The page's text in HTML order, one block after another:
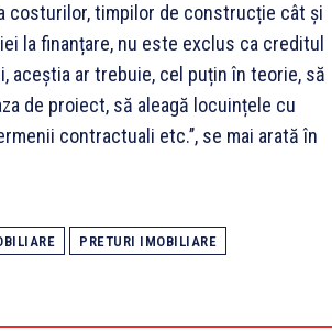
costurilor, timpilor de construcție cât și
la finanțare, nu este exclus ca creditul
aceștia ar trebuie, cel puțin în teorie, să
de proiect, să aleagă locuințele cu
contractuali etc.’’, se mai arată în
PRETURI IMOBILIARE